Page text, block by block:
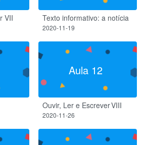
VII Texto informativo: a notícia
2020-11-19
Aula 12
Ouvir, Ler e Escrever VIII
2020-11-26